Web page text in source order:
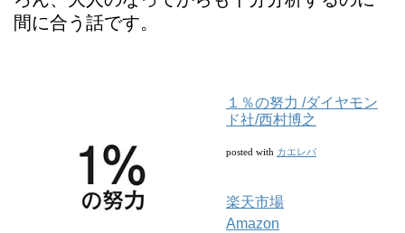
間に合う話です。
１％の努力 /ダイヤモン
ド社/西村博之
posted with カエレバ
楽天市場
Amazon